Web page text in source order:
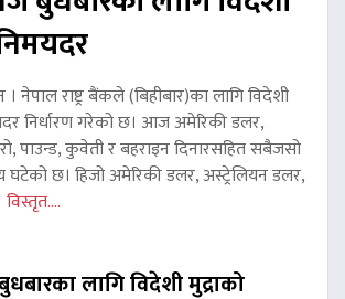
नेपाल राष्ट्र बैंकले (बिहीबार)का लागि विदेशी
निर्धारण गरेको छ। आज अमेरिकी डलर,
पाउन्ड, कुवेती र बहराइन दिनारसहित सबैजसो
घटेको छ। हिजो अमेरिकी डलर, अस्ट्रेलियन डलर,
विस्तृत....
लागि विदेशी मुद्राको